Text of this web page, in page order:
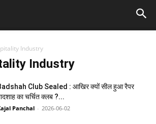
Industry
Industry
Club Sealed : आखिर क्यों सील हुआ रैपर
का चर्चित क्लब ?...
Panchal - 2026-06-02